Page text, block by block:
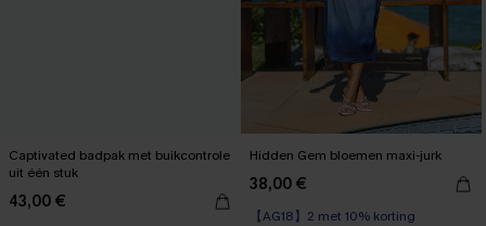
Captivated badpak met buikcontrole
uit één stuk
43,00 €
Hidden Gem bloemen maxi-jurk
38,00 €
【AG18】2 met 10% korting